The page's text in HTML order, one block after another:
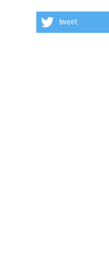
tweet